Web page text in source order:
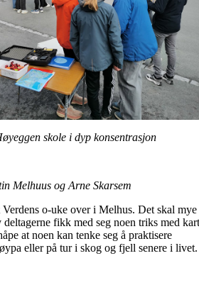
skole i dyp konsentrasjon
Melhuus og Arne Skarsem
o-uke over i Melhus. Det skal mye
fikk med seg noen triks med kart
at noen kan tenke seg å praktisere
eller på tur i skog og fjell senere i livet.